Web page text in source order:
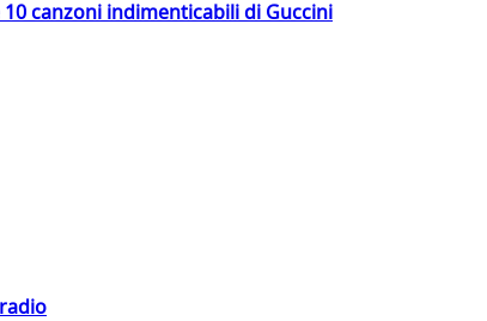
canzoni indimenticabili di Guccini